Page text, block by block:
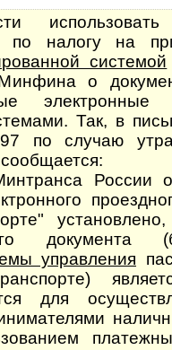
использовать
по налогу на
системой
о
электронные
Так, в
по случаю
России
документа
управления
для